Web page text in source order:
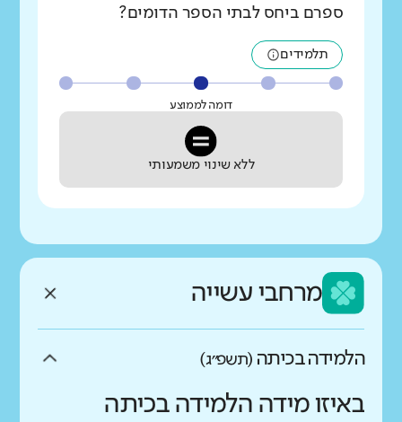
ספרם ביחס לבתי הספר הדומים?
תלמידים
דומה לממוצע
ללא שינוי משמעותי
מרחבי עשייה
הלמידה בכיתה (תשפ״ג)
באיזו מידה הלמידה בכיתה